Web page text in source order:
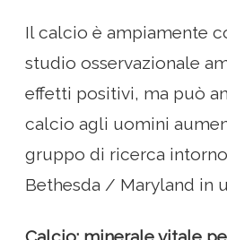
Il calcio è ampiamente
studio osservazionale
effetti positivi, ma può
calcio agli uomini
gruppo di ricerca
Bethesda / Maryland in